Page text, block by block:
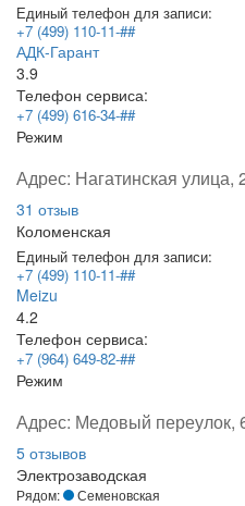
Единый телефон для записи:
+7 (499) 110-11-##
АДК-Гарант
3.9
Телефон сервиса:
+7 (499) 616-34-##
Режим
Адрес: Нагатинская улица,
31 отзыв
Коломенская
Единый телефон для записи:
+7 (499) 110-11-##
Meizu
4.2
Телефон сервиса:
+7 (964) 649-82-##
Режим
Адрес: Медовый переулок,
5 отзывов
Электрозаводская
Рядом: Семеновская